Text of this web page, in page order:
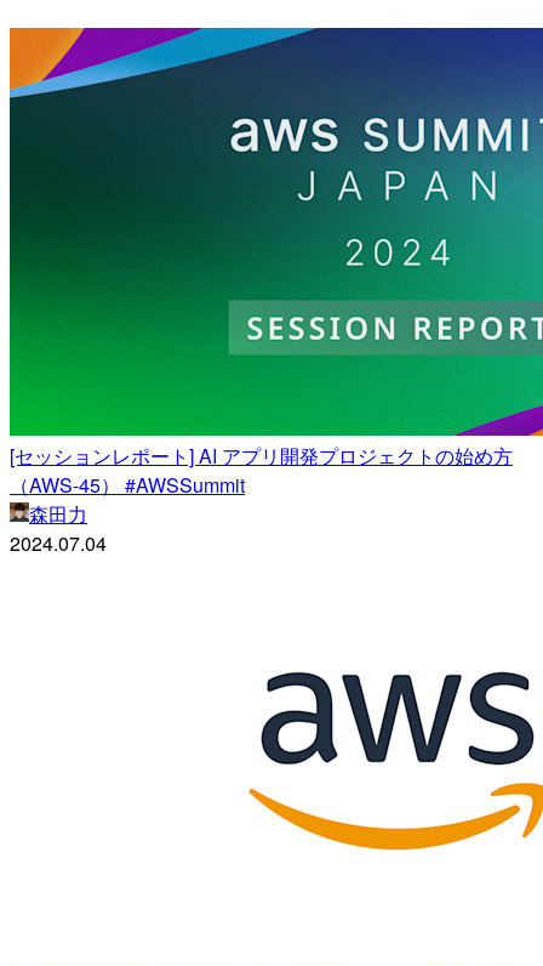
[セッションレポート] AI アプリ開発プロジェクトの始め方
（AWS-45） #AWSSummit
森田力
2024.07.04